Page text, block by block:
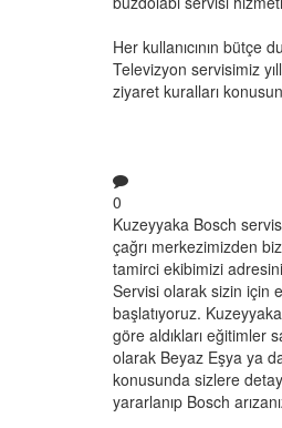
Her kullanıcının bütçe
Televizyon servisimiz
ziyaret kuralları
0
Kuzeyyaka Bosch
çağrı merkezimizden
tamirci ekibimizi
Servisi olarak sizin için
başlatıyoruz.
göre aldıkları eğitimler
olarak Beyaz Eşya ya
konusunda sizlere
yararlanıp Bosch